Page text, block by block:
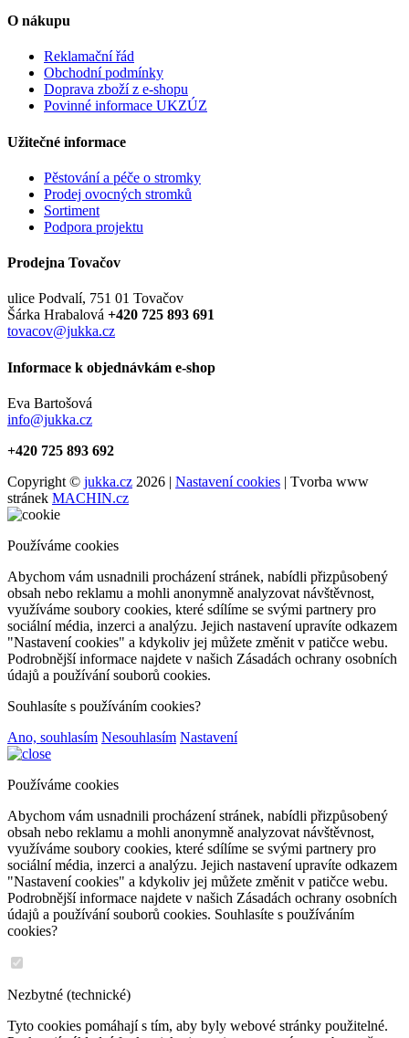
O nákupu
Reklamační řád
Obchodní podmínky
Doprava zboží z e-shopu
Povinné informace UKZÚZ
Užitečné informace
Pěstování a péče o stromky
Prodej ovocných stromků
Sortiment
Podpora projektu
Prodejna Tovačov
ulice Podvalí, 751 01 Tovačov
Šárka Hrabalová +420 725 893 691
tovacov@jukka.cz
Informace k objednávkám e-shop
Eva Bartošová
info@jukka.cz
+420 725 893 692
Copyright © jukka.cz 2026 | Nastavení cookies | Tvorba www
stránek MACHIN.cz
Používáme cookies
Abychom vám usnadnili procházení stránek, nabídli přizpůsobený
obsah nebo reklamu a mohli anonymně analyzovat návštěvnost,
využíváme soubory cookies, které sdílíme se svými partnery pro
sociální média, inzerci a analýzu. Jejich nastavení upravíte odkazem
"Nastavení cookies" a kdykoliv jej můžete změnit v patičce webu.
Podrobnější informace najdete v našich Zásadách ochrany osobních
údajů a používání souborů cookies.
Souhlasíte s používáním cookies?
Ano, souhlasím Nesouhlasím Nastavení
Používáme cookies
Abychom vám usnadnili procházení stránek, nabídli přizpůsobený
obsah nebo reklamu a mohli anonymně analyzovat návštěvnost,
využíváme soubory cookies, které sdílíme se svými partnery pro
sociální média, inzerci a analýzu. Jejich nastavení upravíte odkazem
"Nastavení cookies" a kdykoliv jej můžete změnit v patičce webu.
Podrobnější informace najdete v našich Zásadách ochrany osobních
údajů a používání souborů cookies. Souhlasíte s používáním
cookies?
Nezbytné (technické)
Tyto cookies pomáhají s tím, aby byly webové stránky použitelné.